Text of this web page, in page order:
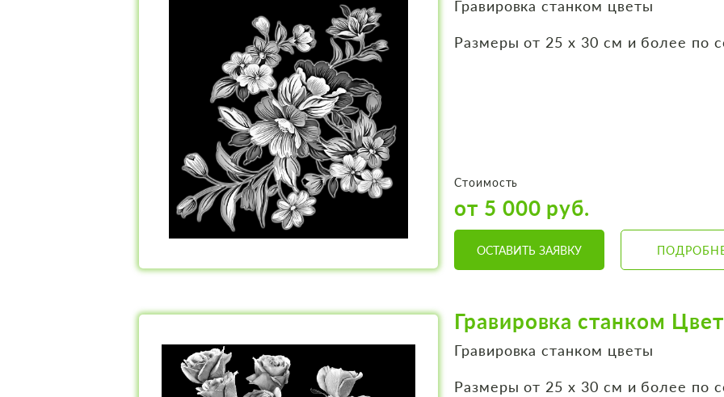
Гравировка станком цветы
Размеры от 25 х 30 см и более по
Стоимость
от 5 000 руб.
ОСТАВИТЬ ЗАЯВКУ
Гравировка станком
Гравировка станком цветы
Размеры от 25 х 30 см и более по